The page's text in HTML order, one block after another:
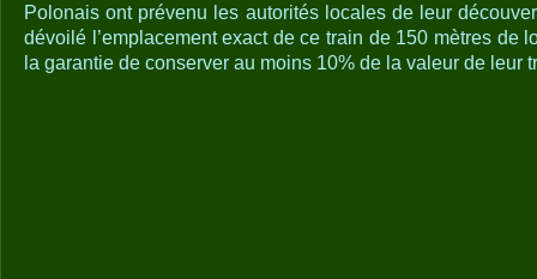
Polonais ont prévenu les autorités locales de leur
dévoilé l’emplacement exact de ce train de 150 mètres de
la garantie de conserver au moins 10% de la valeur de leur